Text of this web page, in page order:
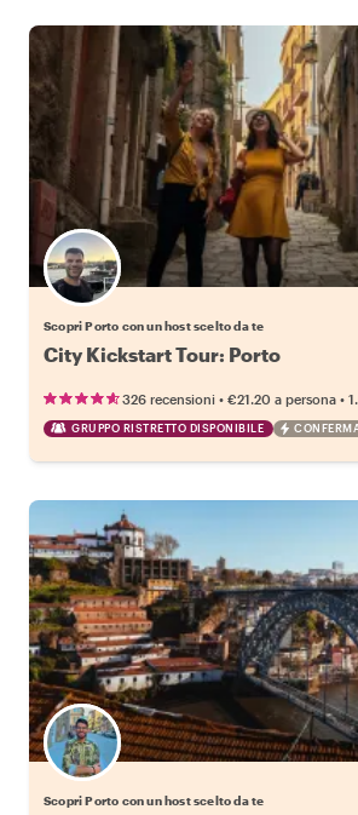
Scegli il tuo local preferito
Scopri Porto con un host scelto da te
City Kickstart Tour: Porto
326 recensioni • €21.20 a persona •
GRUPPO RISTRETTO DISPONIBILE
Scegli il tuo local preferito
Scopri Porto con un host scelto da te